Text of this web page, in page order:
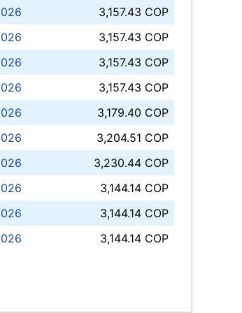
3,157.43 COP
3,157.43 COP
3,157.43 COP
3,157.43 COP
3,179.40 COP
3,204.51 COP
3,230.44 COP
3,144.14 COP
3,144.14 COP
3,144.14 COP